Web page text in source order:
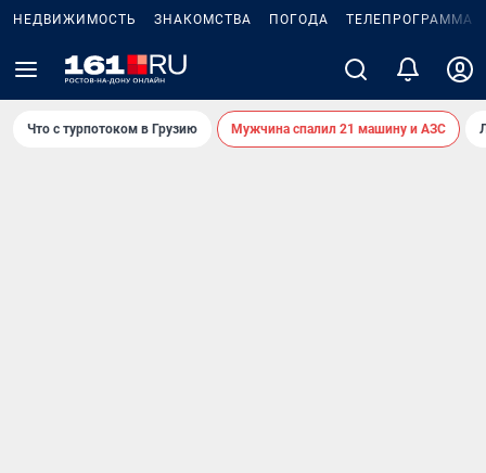
НЕДВИЖИМОСТЬ ЗНАКОМСТВА ПОГОДА ТЕЛЕПРОГРАММА
Что с турпотоком в Грузию Мужчина спалил 21 машину и АЗС